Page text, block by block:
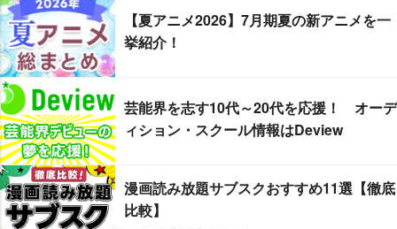
【夏アニメ2026】7月期夏の新アニメを一
挙紹介！
芸能界を志す10代～20代を応援！ オーデ
ィション・スクール情報はDeview
漫画読み放題サブスクおすすめ11選【徹底
比較】